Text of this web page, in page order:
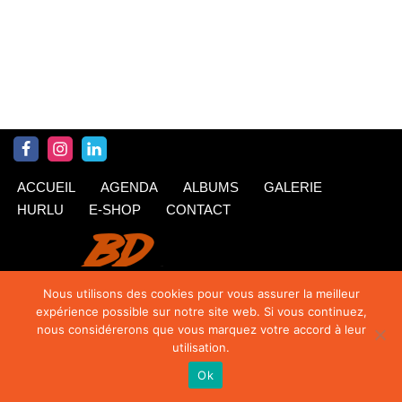
ACCUEIL AGENDA ALBUMS
GALERIE
HURLU
E-SHOP CONTACT
TipTop
Nous utilisons des cookies pour vous assurer la meilleur
expérience possible sur notre site web. Si vous continuez,
nous considérerons que vous marquez votre accord à leur
utilisation.
Ok